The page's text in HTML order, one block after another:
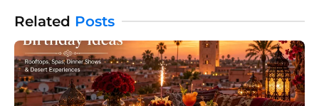
Related Posts